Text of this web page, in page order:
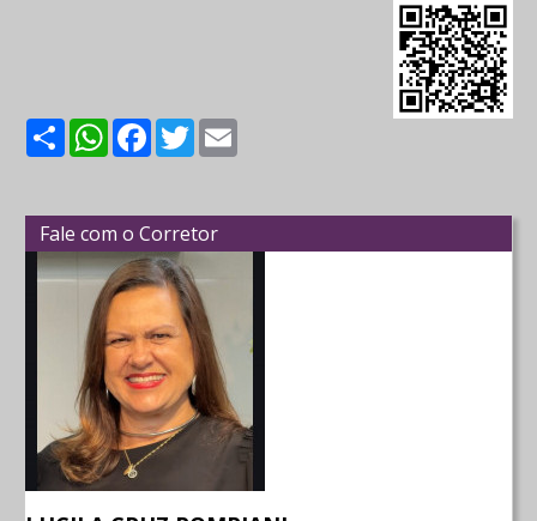
ShareWhatsApp
Facebook
Twitter
Fale com o Corretor